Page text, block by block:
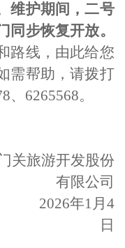
维护期间，二号
同步恢复开放。
路线，由此给您
需帮助，请拨打
、6265568。
关旅游开发股份
有限公司
2026年1月4
日